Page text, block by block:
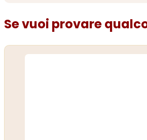
Se vuoi provare